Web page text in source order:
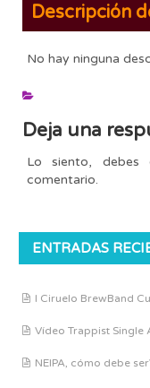
Descripción
No hay ninguna
Deja una
Lo siento,
comentario.
ENTRADAS
I Ciruelo BrewBand
Vídeo Trappist Single
NEIPA, cómo debe